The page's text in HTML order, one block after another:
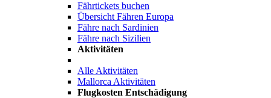
Fährtickets buchen
Übersicht Fähren Europa
Fähre nach Sardinien
Fähre nach Sizilien
Aktivitäten
Alle Aktivitäten
Mallorca Aktivitäten
Flugkosten Entschädigung